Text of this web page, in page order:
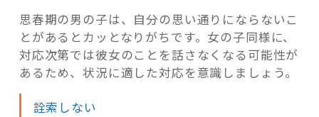
思春期の男の子は、自分の思い通りにならないこ
とがあるとカッとなりがちです。女の子同様に、
対応次第では彼女のことを話さなくなる可能性が
あるため、状況に適した対応を意識しましょう。
詮索しない